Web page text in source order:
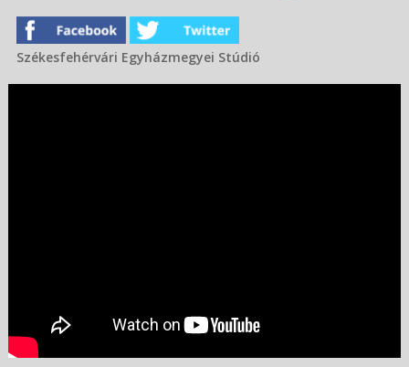
Székesfehérvári Egyházmegyei Stúdió